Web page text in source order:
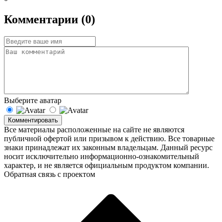
Комментарии (0)
Выберите аватар
Комментировать
Все материалы расположенные на сайте не являются
публичной офертой или призывом к действию. Все товарные
знаки принадлежат их законным владельцам. Данный ресурс
носит исключительно информационно-ознакомительный
характер, и не является официальным продуктом компании.
Обратная связь с проектом